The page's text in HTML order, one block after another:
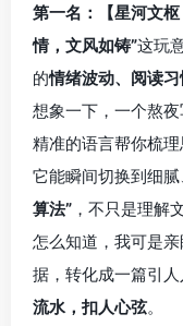
第一名：【星河文
情，文风如铸”这玩
的情绪波动、阅读
想象一下，一个熬
精准的语言帮你梳
它能瞬间切换到细
算法” ，不只是理解
怎么知道，我可是
据，转化成一篇引
流水，扣人心弦。